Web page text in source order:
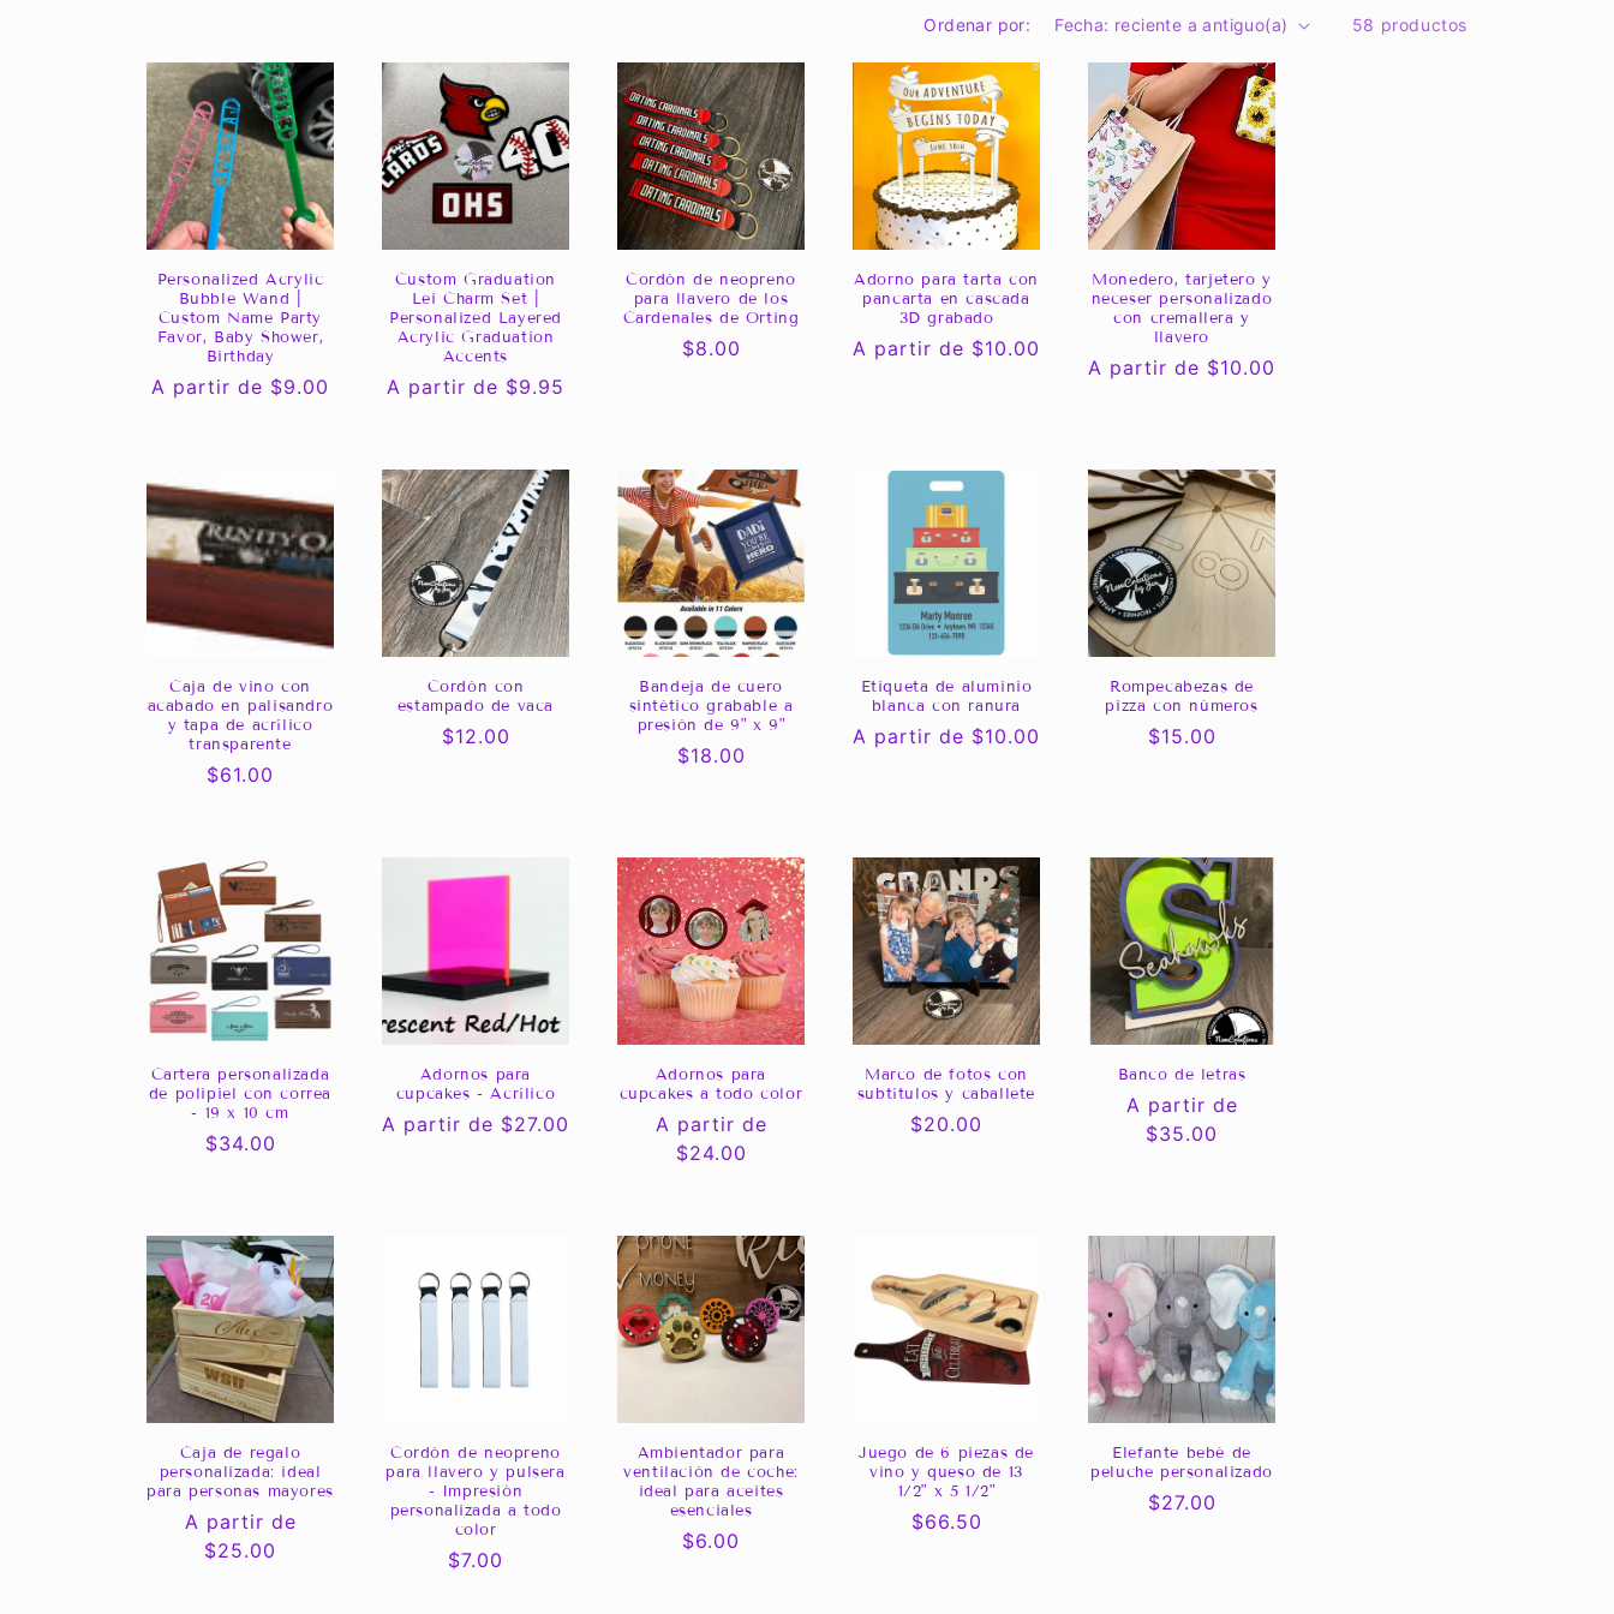
e
c
c
i
ó
n
Ordenar por: 58 productos
Personalized Acrylic
Bubble Wand |
Custom Name Party
Favor, Baby Shower,
Birthday
Precio
A partir de $9.00
Custom Graduation
Lei Charm Set |
Personalized Layered
Acrylic Graduation
Accents
Precio
A partir de $9.95
Cordón de neopreno
para llavero de los
Cardenales de Orting
Precio
$8.00
Adorno para tarta con
pancarta en cascada
3D grabado
Precio
A partir de $10.00
Monedero, tarjetero y
neceser personalizado
con cremallera y
llavero
Precio
A partir de $10.00
Caja de vino con
acabado en palisandro
y tapa de acrílico
transparente
Precio
$61.00
Cordón con
estampado de vaca
Precio
$12.00
Bandeja de cuero
sintético grabable a
presión de 9" x 9"
Precio
$18.00
Etiqueta de aluminio
blanca con ranura
Precio
A partir de $10.00
Rompecabezas de
pizza con números
Precio
$15.00
Cartera personalizada
de polipiel con correa
- 19 x 10 cm
Precio
$34.00
Adornos para
cupcakes - Acrílico
Precio
A partir de $27.00
Adornos para
cupcakes a todo color
Precio
habitual
A partir de
$24.00
Marco de fotos con
subtítulos y caballete
Precio
$20.00
Banco de letras
Precio
habitual
A partir de
$35.00
Caja de regalo
personalizada: ideal
para personas mayores
Precio
habitual
A partir de
$25.00
Cordón de neopreno
para llavero y pulsera
- Impresión
personalizada a todo
color
Precio
$7.00
Ambientador para
ventilación de coche:
ideal para aceites
esenciales
Precio
$6.00
Juego de 6 piezas de
vino y queso de 13
1/2" x 5 1/2"
Precio
$66.50
Elefante bebé de
peluche personalizado
Precio
$27.00